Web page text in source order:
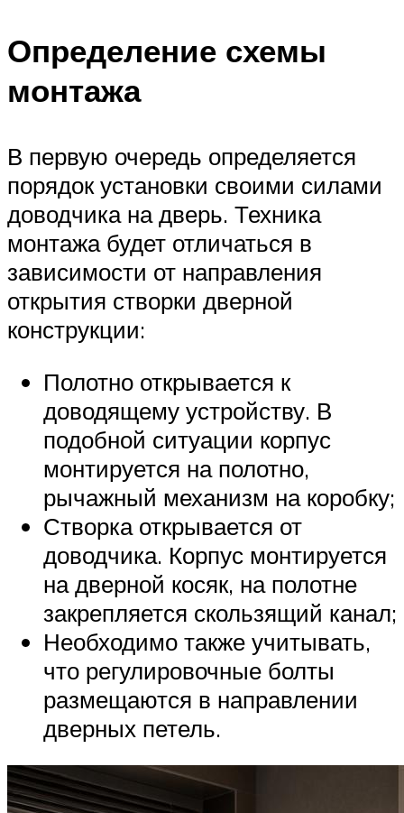
Определение схемы
монтажа
В первую очередь определяется
порядок установки своими силами
доводчика на дверь. Техника
монтажа будет отличаться в
зависимости от направления
открытия створки дверной
конструкции:
Полотно открывается к
доводящему устройству. В
подобной ситуации корпус
монтируется на полотно,
рычажный механизм на коробку;
Створка открывается от
доводчика. Корпус монтируется
на дверной косяк, на полотне
закрепляется скользящий канал;
Необходимо также учитывать,
что регулировочные болты
размещаются в направлении
дверных петель.